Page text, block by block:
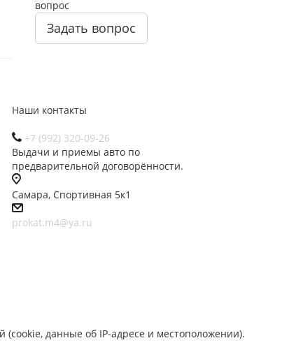
вопрос
Задать вопрос
Наши контакты
+7 (992) 320-09-26
Выдачи и приемы авто по
предварительной договорённости.
Самара, Спортивная 5к1
prokat.m4@ya.ru
данные об IP-адресе и местоположении).